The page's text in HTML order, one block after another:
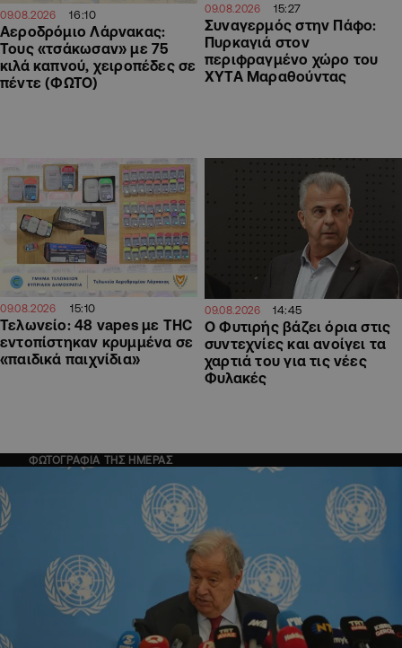
09.08.2026 16:10
Αεροδρόμιο Λάρνακας:
Τους «τσάκωσαν» με 75
κιλά καπνού, χειροπέδες σε
πέντε (ΦΩΤΟ)
09.08.2026 15:27
Συναγερμός στην Πάφο:
Πυρκαγιά στον
περιφραγμένο χώρο του
ΧΥΤΑ Μαραθούντας
09.08.2026 15:10
Τελωνείο: 48 vapes με THC
εντοπίστηκαν κρυμμένα σε
«παιδικά παιχνίδια»
09.08.2026 14:45
O Φυτιρής βάζει όρια στις
συντεχνίες και ανοίγει τα
χαρτιά του για τις νέες
Φυλακές
ΦΩΤΟΓΡΑΦΙΑ ΤΗΣ ΗΜΕΡΑΣ